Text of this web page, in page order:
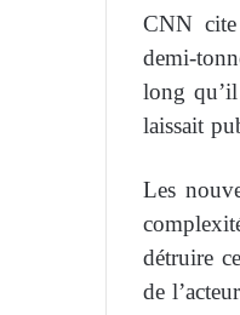
CNN
demi-
long
laissait
Les
détruire
de